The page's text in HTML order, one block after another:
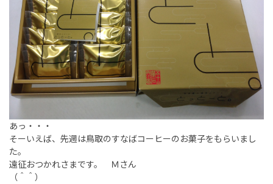
あっ・・・
そーいえば、先週は鳥取のすなばコーヒーのお菓子をもらいまし
た。
遠征おつかれさまです。 Ｍさん
（＾＾）